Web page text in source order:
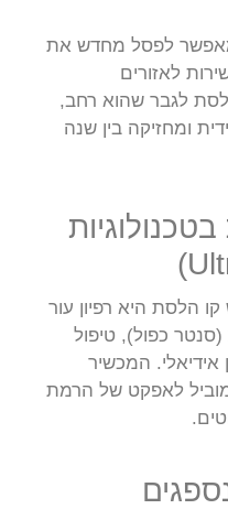
מאפשר לפסל מחדש את
לאזורים
לגבר שהוא רחב,
ומחזיקה בין שנה
הלסת היא רפיון עור
כפול), טיפול
אידיאלי. המכשיר
לאפקט של הרמת